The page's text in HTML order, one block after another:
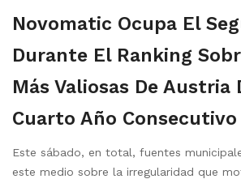
Novomatic Ocupa El
Durante El Ranking
Más Valiosas De Austria
Cuarto Año Consecutivo
Este sábado, en total, fuentes
este medio sobre la irregularidad que